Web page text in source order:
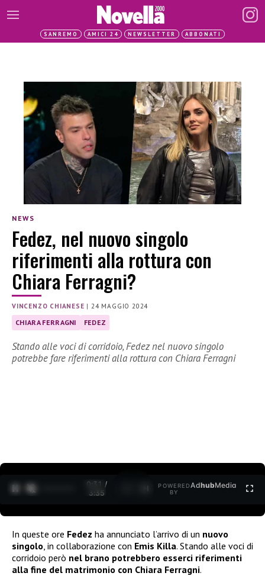
SANREMO AMICI 24 NEWSLETTER ABBONATI
NEWS
Fedez, nel nuovo singolo
riferimenti alla rottura con
Chiara Ferragni?
VINCENZO CHIANESE |24 MAGGIO 2024
CHIARA FERRAGNI FEDEZ
Stando alle voci di corridoio, Fedez nel nuovo singolo
potrebbe fare riferimenti alla rottura con Chiara Ferragni
0:32 /
3:35
POWERED
BY
AdhubMedia
In queste ore Fedez ha annunciato l’arrivo di un nuovo
singolo , in collaborazione con Emis Killa. Stando alle voci di
corridoio però nel brano potrebbero esserci riferimenti
alla fine del matrimonio con Chiara Ferragni.